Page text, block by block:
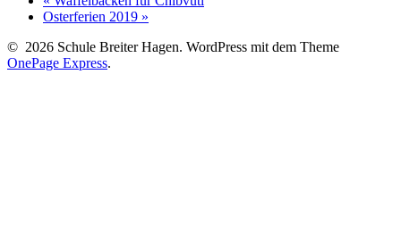
Osterferien 2019 »
© 2026 Schule Breiter Hagen. WordPress mit dem Theme
OnePage Express.